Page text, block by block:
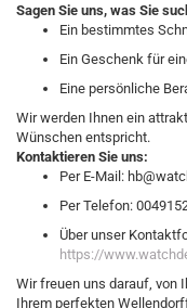
Sagen Sie uns, was Sie
Ein bestimmtes
Ein Geschenk für
Eine persönliche
Wir werden Ihnen ein
Wünschen entspricht.
Kontaktieren Sie uns:
Per E-Mail:
Per Telefon:
Über unser
https://
Wir freuen uns darauf, von
Ihrem perfekten